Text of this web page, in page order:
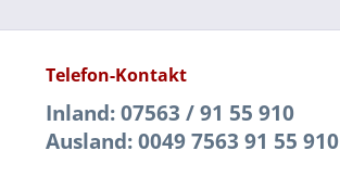
Telefon-Kontakt
Inland: 07563 / 91 55 910
Ausland: 0049 7563 91 55 910